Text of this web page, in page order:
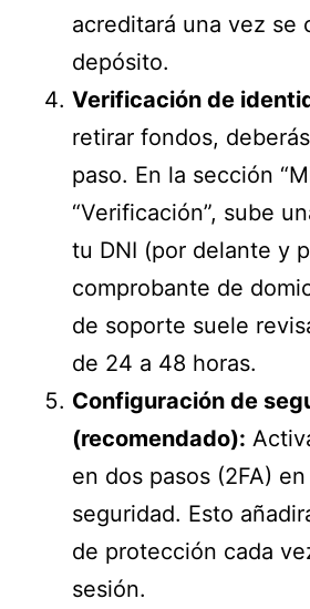
acreditará una vez se
depósito.
Verificación de
retirar fondos,
paso. En la sección
“Verificación”, sube
tu DNI (por delante y
comprobante de
de soporte suele
de 24 a 48 horas.
Configuración de
(recomendado):
en dos pasos (2FA)
seguridad. Esto
de protección cada
sesión.